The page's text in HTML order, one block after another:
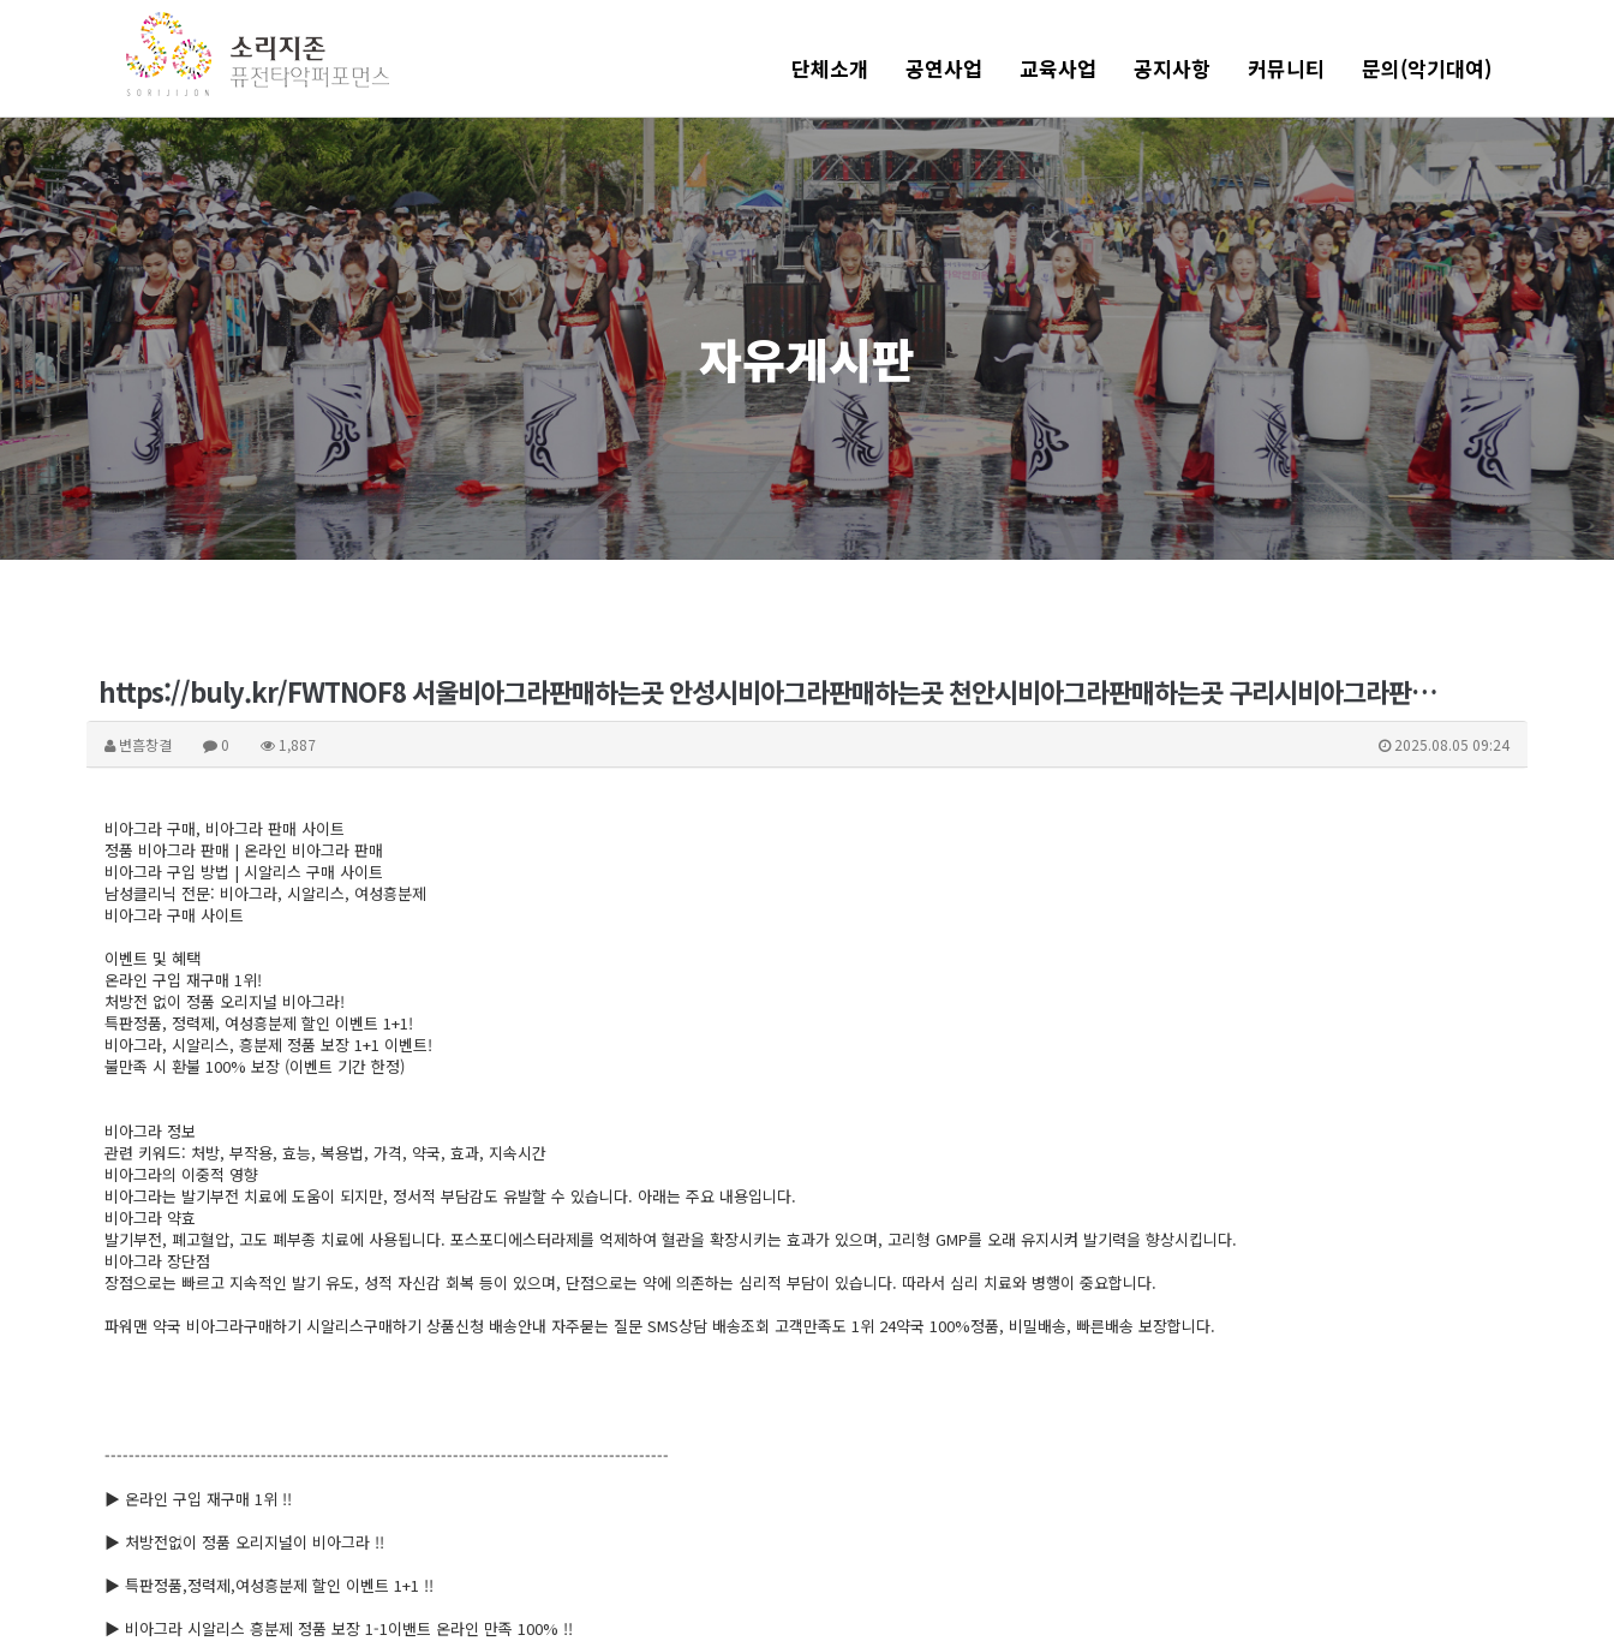
단체소개 공연사업 교육사업 공지사항 커뮤니티 문의(악기대여)
자유게시판
https://buly.kr/FWTNOF8 서울비아그라판매하는곳 안성시비아그라판매하는곳 천안시비아그라판매하는곳 구리시비아그라판…
변흠창결 0 1,887 2025.08.05 09:24
비아그라 구매, 비아그라 판매 사이트
정품 비아그라 판매 | 온라인 비아그라 판매
비아그라 구입 방법 | 시알리스 구매 사이트
남성클리닉 전문: 비아그라, 시알리스, 여성흥분제
비아그라 구매 사이트
이벤트 및 혜택
온라인 구입 재구매 1위!
처방전 없이 정품 오리지널 비아그라!
특판정품, 정력제, 여성흥분제 할인 이벤트 1+1!
비아그라, 시알리스, 흥분제 정품 보장 1+1 이벤트!
불만족 시 환불 100% 보장 (이벤트 기간 한정)
비아그라 정보
관련 키워드: 처방, 부작용, 효능, 복용법, 가격, 약국, 효과, 지속시간
비아그라의 이중적 영향
비아그라는 발기부전 치료에 도움이 되지만, 정서적 부담감도 유발할 수 있습니다. 아래는 주요 내용입니다.
비아그라 약효
발기부전, 폐고혈압, 고도 폐부종 치료에 사용됩니다. 포스포디에스터라제를 억제하여 혈관을 확장시키는 효과가 있으며, 고리형 GMP를 오래 유지시켜 발기력을 향상시킵니다.
비아그라 장단점
장점으로는 빠르고 지속적인 발기 유도, 성적 자신감 회복 등이 있으며, 단점으로는 약에 의존하는 심리적 부담이 있습니다. 따라서 심리 치료와 병행이 중요합니다.
파워맨 약국 비­아그라구매하기 시­알리스구매하기 상품신청 배송안내 자주묻는 질문 SMS상담 배송조회 고객만족도 1위 24약국 100%정품, 비밀배송, 빠른배송 보장합니다.
----------------------------------------------------------------------------------------------
▶ 온라인 구입 재구매 1위 !!
▶ 처방전없이 정품 오리지널이 비­아그라 !!
▶ 특판정품,정력제,여성흥­분제 할인 이벤트 1+1 !!
▶ 비­아그라 시­알리스 흥­분제 정품 보장 1-1이밴트 온라인 만족 100% !!